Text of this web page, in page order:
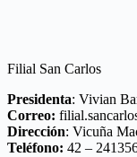
Filial San Carlos
Presidenta: Vivian
Correo:
Dirección: Vicuña
Teléfono: 42 –